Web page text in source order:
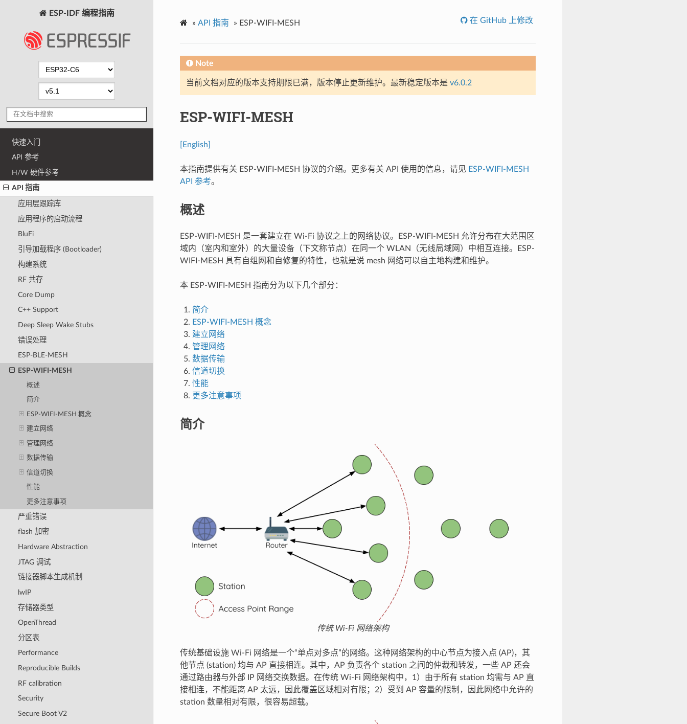
ESP-IDF 编程指南
快速入门
API 参考
H/W 硬件参考
API 指南
应用层跟踪库
应用程序的启动流程
BluFi
引导加载程序 (Bootloader)
构建系统
RF 共存
Core Dump
C++ Support
Deep Sleep Wake Stubs
错误处理
ESP-BLE-MESH
ESP-WIFI-MESH
概述
简介
ESP-WIFI-MESH 概念
建立网络
管理网络
数据传输
信道切换
性能
更多注意事项
严重错误
flash 加密
Hardware Abstraction
JTAG 调试
链接器脚本生成机制
lwIP
存储器类型
OpenThread
分区表
Performance
Reproducible Builds
RF calibration
Security
Secure Boot V2
» API 指南 » ESP-WIFI-MESH 在 GitHub 上修改
Note
当前文档对应的版本支持期限已满，版本停止更新维护。最新稳定版本是 v6.0.2
ESP-WIFI-MESH
[English]
本指南提供有关 ESP-WIFI-MESH 协议的介绍。更多有关 API 使用的信息，请见 ESP-WIFI-MESH
API 参考。
概述
ESP-WIFI-MESH 是一套建立在 Wi-Fi 协议之上的网络协议。ESP-WIFI-MESH 允许分布在大范围区
域内（室内和室外）的大量设备（下文称节点）在同一个 WLAN（无线局域网）中相互连接。ESP-
WIFI-MESH 具有自组网和自修复的特性，也就是说 mesh 网络可以自主地构建和维护。
本 ESP-WIFI-MESH 指南分为以下几个部分：
简介
ESP-WIFI-MESH 概念
建立网络
管理网络
数据传输
信道切换
性能
更多注意事项
简介
传统 Wi-Fi 网络架构
传统基础设施 Wi-Fi 网络是一个“单点对多点”的网络。这种网络架构的中心节点为接入点 (AP)，其
他节点 (station) 均与 AP 直接相连。其中，AP 负责各个 station 之间的仲裁和转发，一些 AP 还会
通过路由器与外部 IP 网络交换数据。在传统 Wi-Fi 网络架构中，1）由于所有 station 均需与 AP 直
接相连，不能距离 AP 太远，因此覆盖区域相对有限；2）受到 AP 容量的限制，因此网络中允许的
station 数量相对有限，很容易超载。